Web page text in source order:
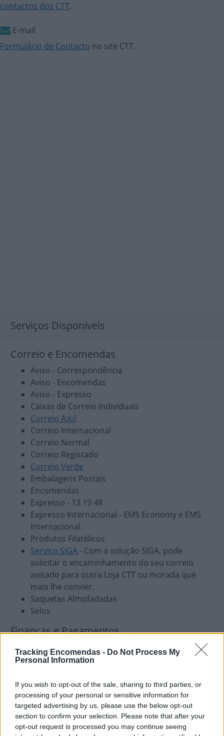
Tracking Encomendas - Do Not Process My
Personal Information
If you wish to opt-out of the sale, sharing to third parties, or
processing of your personal or sensitive information for
targeted advertising by us, please use the below opt-out
section to confirm your selection. Please note that after your
opt-out request is processed you may continue seeing
contactos dos CTT.
E-mail
Formulário de Contacto no site CTT.
Serviços Disponíveis
Correio e Encomendas
Aviso - Correspondência
Aviso - Encomendas
Aviso - Expresso
Caixas de Correio Individuais
Correio Azul
Correio Internacional
Correio Normal
Correio Registado
Correio Verde
Embalagens Postais
Encomendas
Expresso - 13 19 48
Expresso Internacional - EMS Economy e EMS
Internacional
Produtos Filatélicos
Serviço SIGA - Com a solução SIGA, pode
solicitar o encaminhamento do seu correio
avisado para outra Loja CTT ou morada que
mais lhe convier.
Saquetas Almofadadas
Selos
Finanças e Pagamentos
Envio de vales - Internacionais
Envio de vales - Nacionais
Pagamento de Faturas
Pagamento de Impostos
Pagamento de Vales
Outros Serviços